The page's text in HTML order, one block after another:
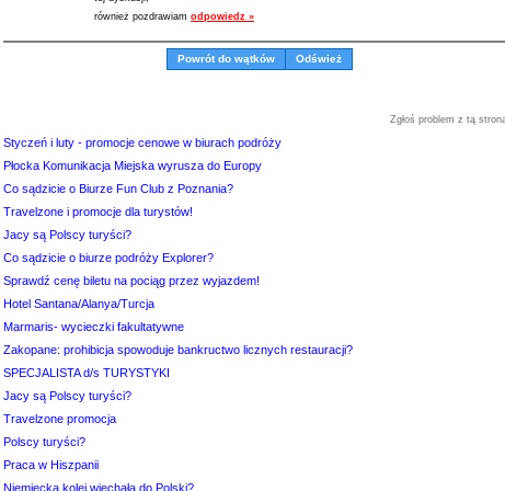
również pozdrawiam odpowiedz »
Powrót do wątków Odśwież
Zgłoś problem z tą
Styczeń i luty - promocje cenowe w biurach podróży
Płocka Komunikacja Miejska wyrusza do Europy
Co sądzicie o Biurze Fun Club z Poznania?
Travelzone i promocje dla turystów!
Jacy są Polscy turyści?
Co sądzicie o biurze podróży Explorer?
Sprawdź cenę biletu na pociąg przez wyjazdem!
Hotel Santana/Alanya/Turcja
Marmaris- wycieczki fakultatywne
Zakopane: prohibicja spowoduje bankructwo licznych restauracji?
SPECJALISTA d/s TURYSTYKI
Jacy są Polscy turyści?
Travelzone promocja
Polscy turyści?
Praca w Hiszpanii
Niemiecka kolej wjechała do Polski?